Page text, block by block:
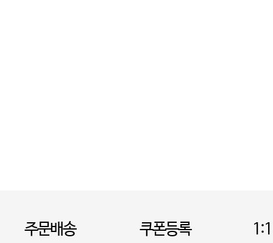
주문배송 쿠폰등록